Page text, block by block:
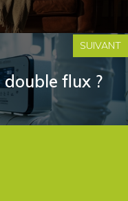
SUIVANT
double flux ?